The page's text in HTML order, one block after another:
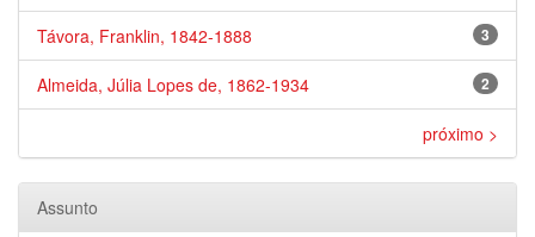
3
Távora, Franklin, 1842-1888
2
Almeida, Júlia Lopes de, 1862-1934
próximo >
Assunto